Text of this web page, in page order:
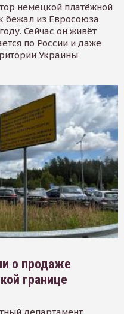
немецкой платёжной
бежал из Евросоюза
Сейчас он живёт
по России и даже
Украины
о продаже
границе